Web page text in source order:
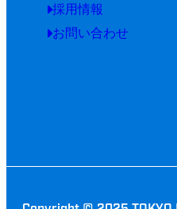
採用情報
お問い合わせ